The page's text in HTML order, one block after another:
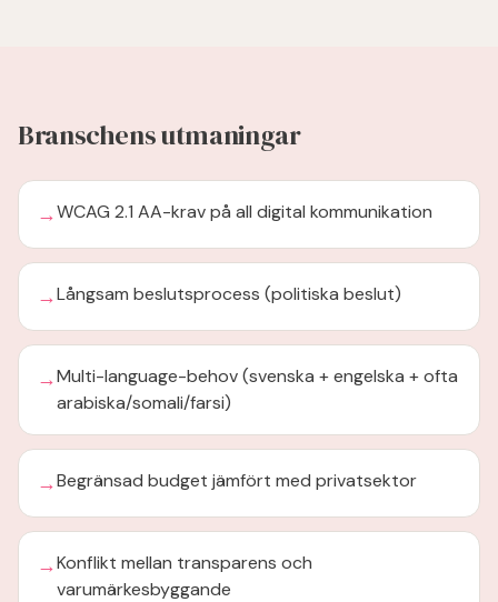
Branschens utmaningar
→WCAG 2.1 AA-krav på all digital kommunikation
→Långsam beslutsprocess (politiska beslut)
→Multi-language-behov (svenska + engelska + ofta
arabiska/somali/farsi)
→Begränsad budget jämfört med privatsektor
→Konflikt mellan transparens och
varumärkesbyggande